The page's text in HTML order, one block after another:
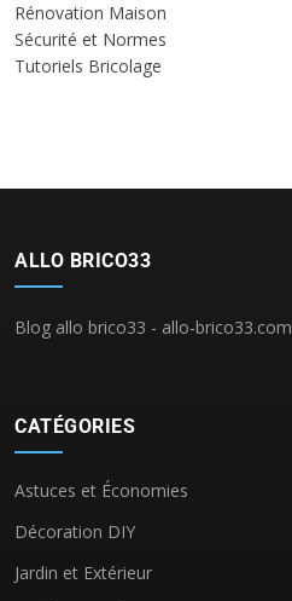
Rénovation Maison
Sécurité et Normes
Tutoriels Bricolage
ALLO BRICO33
Blog allo brico33 - allo-brico33.com
CATÉGORIES
Astuces et Économies
Décoration DIY
Jardin et Extérieur